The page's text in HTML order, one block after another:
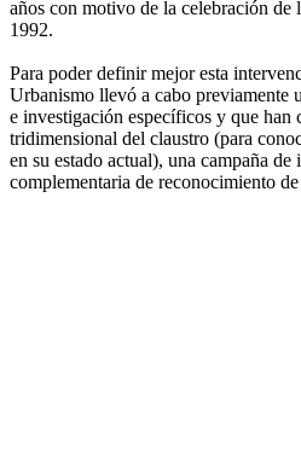
años con motivo de la celebración
1992.
Para poder definir mejor esta
Urbanismo llevó a cabo previamente
e investigación específicos y que han
tridimensional del claustro (para
en su estado actual), una campaña
complementaria de reconocimiento